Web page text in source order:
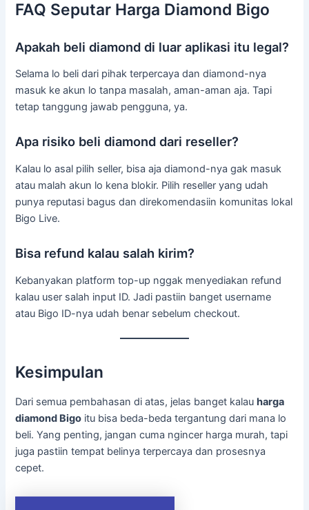
FAQ Seputar Harga Diamond Bigo
Apakah beli diamond di luar aplikasi itu legal?
Selama lo beli dari pihak terpercaya dan diamond-nya
masuk ke akun lo tanpa masalah, aman-aman aja. Tapi
tetap tanggung jawab pengguna, ya.
Apa risiko beli diamond dari reseller?
Kalau lo asal pilih seller, bisa aja diamond-nya gak masuk
atau malah akun lo kena blokir. Pilih reseller yang udah
punya reputasi bagus dan direkomendasiin komunitas lokal
Bigo Live.
Bisa refund kalau salah kirim?
Kebanyakan platform top-up nggak menyediakan refund
kalau user salah input ID. Jadi pastiin banget username
atau Bigo ID-nya udah benar sebelum checkout.
Kesimpulan
Dari semua pembahasan di atas, jelas banget kalauharga
diamond Bigo itu bisa beda-beda tergantung dari mana lo
beli. Yang penting, jangan cuma ngincer harga murah, tapi
juga pastiin tempat belinya terpercaya dan prosesnya
cepet.